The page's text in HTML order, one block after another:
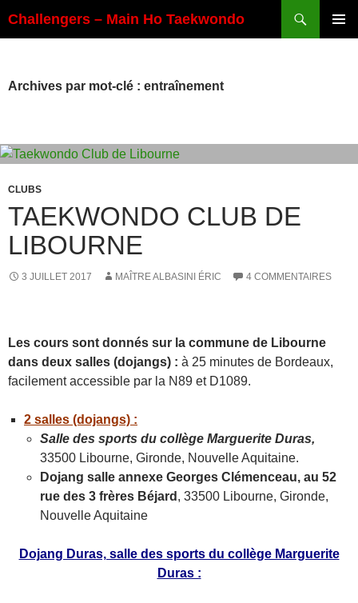
au
Challengers – Main Ho Taekwondo
Archives par mot-clé : entraînement
CLUBS
TAEKWONDO CLUB DE
LIBOURNE
3 JUILLET 2017 MAÎTRE ALBASINI ÉRIC 4 COMMENTAIRES
Les cours sont donnés sur la commune de Libourne
dans deux salles (dojangs) : à 25 minutes de Bordeaux,
facilement accessible par la N89 et D1089.
2 salles (dojangs) :
Salle des sports du collège Marguerite Duras,
33500 Libourne, Gironde, Nouvelle Aquitaine.
Dojang salle annexe Georges Clémenceau, au 52
rue des 3 frères Béjard , 33500 Libourne, Gironde,
Nouvelle Aquitaine
Dojang Duras, salle des sports du collège Marguerite
Duras :